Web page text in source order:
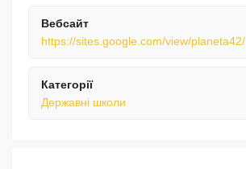
Вебсайт
https://sites.google.com/view/planeta42/
Категорії
Державні школи